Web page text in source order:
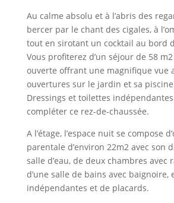
Au calme absolu et à l’abris des
bercer par le chant des cigales, à
tout en sirotant un cocktail au bord
Vous profiterez d’un séjour de 58
ouverte offrant une magnifique vue
ouvertures sur le jardin et sa
Dressings et toilettes
compléter ce rez-de-chaussée.
A l’étage, l’espace nuit se compose
parentale d’environ 22m2 avec son
salle d’eau, de deux chambres avec
d’une salle de bains avec baignoire,
indépendantes et de placards.